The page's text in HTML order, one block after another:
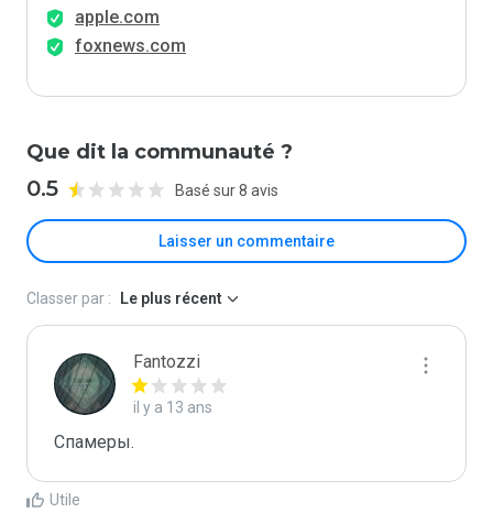
apple.com
foxnews.com
Que dit la communauté ?
0.5 Basé sur 8 avis
Laisser un commentaire
Classer par : Le plus récent
Fantozzi
il y a 13 ans
Спамеры.
Utile